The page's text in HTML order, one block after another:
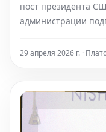
пост президента
администрации
подход как менее
29 апреля 2026 г. ·